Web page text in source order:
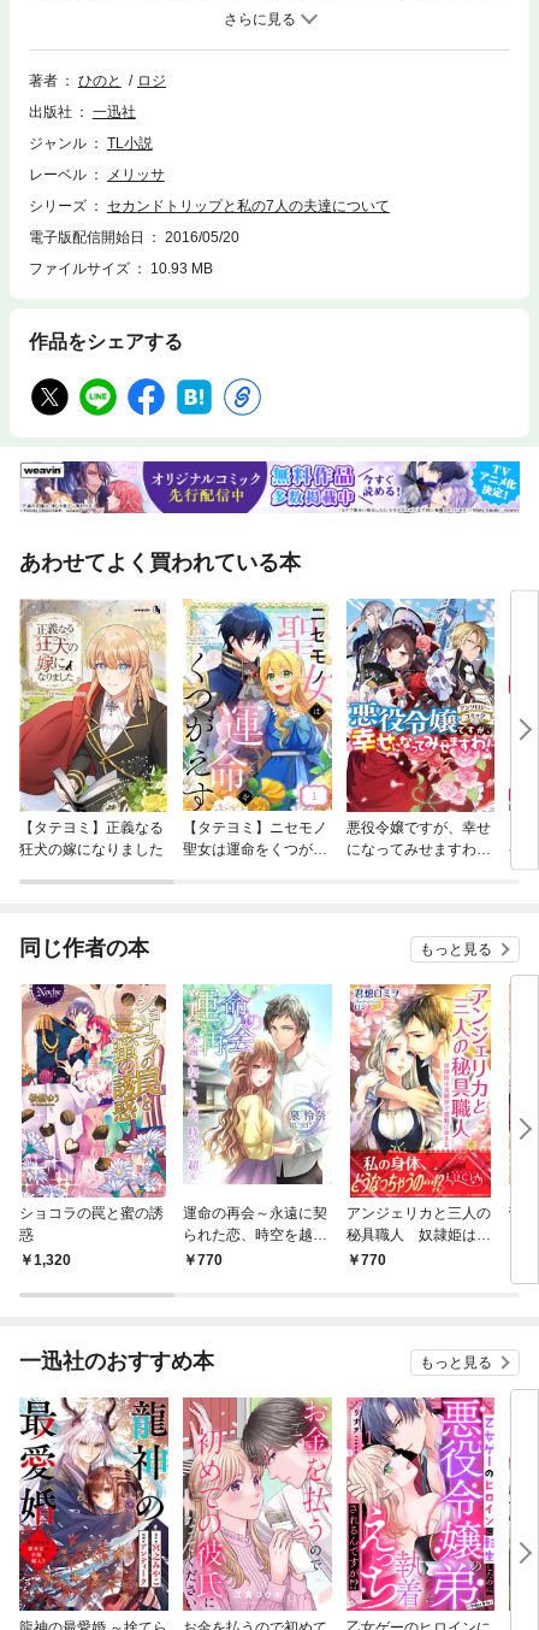
見目麗しく成長した少年達に求婚され、あっという間に３人と結婚するこ
とになったサクラ。彼女の前に現れた４人目の求婚者は―― 王子様!?ほの
ぼの溺愛＆逆ハーレムラブファンタジー第２弾！
著者
ひのと
ロジ
出版社
一迅社
ジャンル
TL小説
レーベル
メリッサ
シリーズ
セカンドトリップと私の7人の夫達について
電子版配信開始日
2016/05/20
ファイルサイズ
10.93 MB
作品をシェアする
あわせてよく買われている本
【タテヨミ】正義なる
狂犬の嫁になりました
【タテヨミ】ニセモノ
聖女は運命をくつがえ
悪役令嬢ですが、幸せ
になってみせますわ！
発
医
同じ作者の本 もっと見る
ショコラの罠と蜜の誘
惑
1,320
運命の再会～永遠に契
られた恋、時空を越え
～770
アンジェリカと三人の
秘具職人 奴隷姫は実
験室で蜜戯に染まる
770
蕾
一迅社のおすすめ本 もっと見る